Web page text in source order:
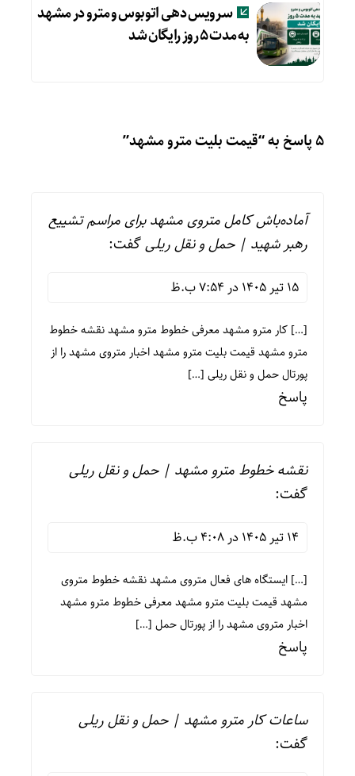
سرویس دهی اتوبوس و مترو در مشهد
به مدت ۵ روز رایگان شد
5 پاسخ به “قیمت بلیت مترو مشهد”
آماده‌باش کامل متروی مشهد برای مراسم تشییع
رهبر شهید | حمل و نقل ریلیگفت:
15 تیر 1405 در 7:54 ب.ظ
[…] کار مترو مشهد معرفی خطوط مترو مشهد نقشه خطوط
مترو مشهد قیمت بلیت مترو مشهد اخبار متروی مشهد را از
پورتال حمل و نقل ریلی […]
پاسخ
نقشه خطوط مترو مشهد | حمل و نقل ریلی
گفت:
14 تیر 1405 در 4:08 ب.ظ
[…] ایستگاه های فعال متروی مشهد نقشه خطوط متروی
مشهد قیمت بلیت مترو مشهد معرفی خطوط مترو مشهد
اخبار متروی مشهد را از پورتال حمل […]
پاسخ
ساعات کار مترو مشهد | حمل و نقل ریلی
گفت: